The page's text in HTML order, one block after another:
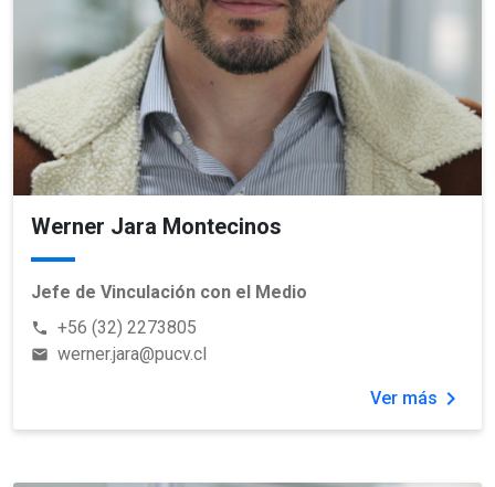
Werner Jara Montecinos
Jefe de Vinculación con el Medio
phone +56 (32) 2273805
email werner.jara@pucv.cl
Ver más chevron_right